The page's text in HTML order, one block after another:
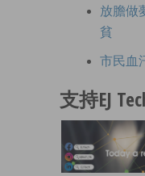
放膽做
貧
市民血
支持EJ